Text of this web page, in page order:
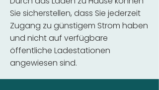
Sie sicherstellen, dass Sie jederzeit
Zugang zu günstigem Strom haben
und nicht auf verfügbare
öffentliche Ladestationen
angewiesen sind.